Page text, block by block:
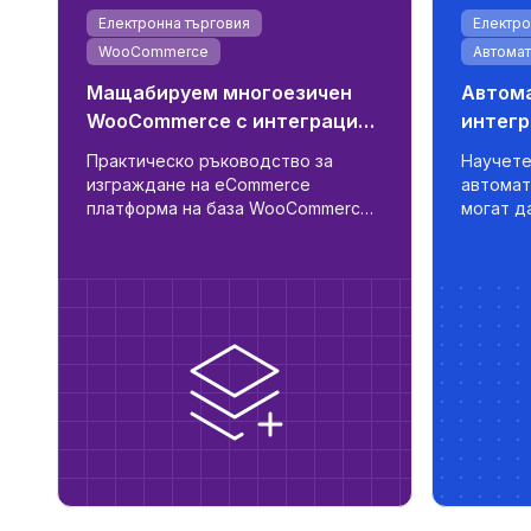
Електронна търговия
WooCommerce
Мащабируем многоезичен
WooCommerce с интеграция
с доставчици и ERP
Практическо ръководство за
изграждане на eCommerce
платформа на база WooCommerce
могат